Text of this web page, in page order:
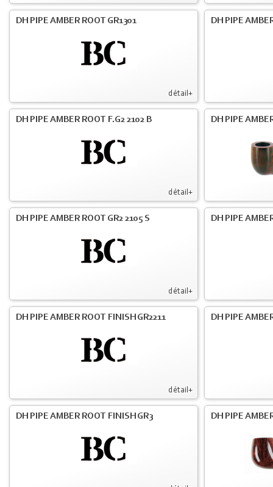
détail+
DH PIPE AMBER ROOT GR1301 DH PIPE
détail+
DH PIPE AMBER ROOT F.G2 2102 B DH PIPE
détail+
DH PIPE AMBER ROOT GR2 2105 S DH PIPE
détail+
DH PIPE AMBER ROOT FINISH GR2211 DH PIPE
DH PIPE AMBER ROOT FINISH GR3 DH PIPE